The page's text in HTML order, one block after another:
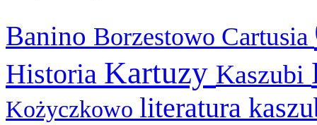
Banino Borzestowo Cartusia
Historia Kartuzy Kaszubi
Kożyczkowo literatura